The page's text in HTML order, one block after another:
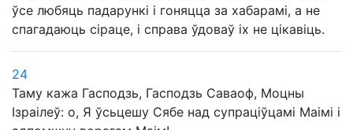
ўсе любяць падарункі і гоняцца за хабарамі, а не
спагадаюць сіраце, і справа ўдоваў іх не цікавіць.
24
Таму кажа Гасподзь, Гасподзь Саваоф, Моцны
Ізраілеў: о, Я ўсьцешу Сябе над супраціўцамі Маімі і